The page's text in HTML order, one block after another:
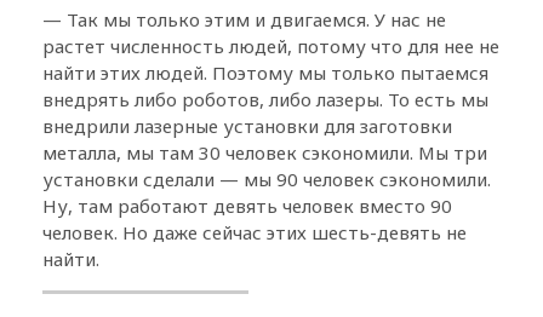
— Так мы только этим и двигаемся. У нас не
растет численность людей, потому что для нее не
найти этих людей. Поэтому мы только пытаемся
внедрять либо роботов, либо лазеры. То есть мы
внедрили лазерные установки для заготовки
металла, мы там 30 человек сэкономили. Мы три
установки сделали — мы 90 человек сэкономили.
Ну, там работают девять человек вместо 90
человек. Но даже сейчас этих шесть-девять не
найти.